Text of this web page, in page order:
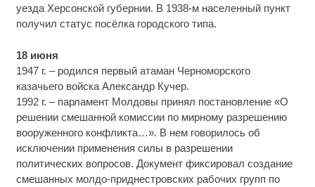
уезда Херсонской губернии. В 1938-м населенный пункт
получил статус посёлка городского типа.
18 июня
1947 г. – родился первый атаман Черноморского
казачьего войска Александр Кучер.
1992 г. – парламент Молдовы принял постановление «О
решении смешанной комиссии по мирному разрешению
вооруженного конфликта…». В нем говорилось об
исключении применения силы в разрешении
политических вопросов. Документ фиксировал создание
смешанных молдо-приднестровских рабочих групп по